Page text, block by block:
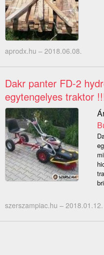
aprodx.hu – 2018.06.08.
Dakr panter FD-2
egytengelyes traktor
szerszampiac.hu – 2018.01.12.